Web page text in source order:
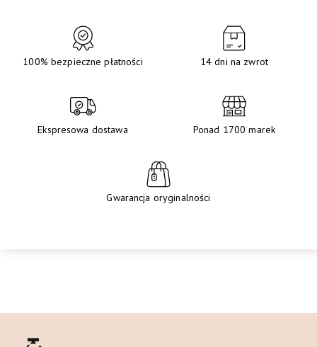
100% bezpieczne płatności 14 dni na zwrot
Ekspresowa dostawa Ponad 1700 marek
Gwarancja oryginalności